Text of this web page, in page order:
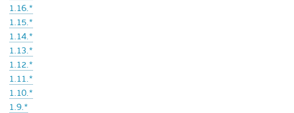
1.16.*
1.15.*
1.14.*
1.13.*
1.12.*
1.11.*
1.10.*
1.9.*